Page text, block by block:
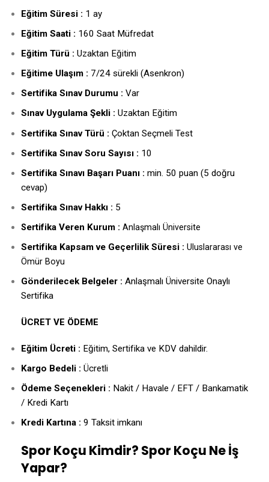
Eğitim Süresi : 1 ay
Eğitim Saati : 160 Saat Müfredat
Eğitim Türü : Uzaktan Eğitim
Eğitime Ulaşım : 7/24 sürekli (Asenkron)
Sertifika Sınav Durumu : Var
Sınav Uygulama Şekli : Uzaktan Eğitim
Sertifika Sınav Türü : Çoktan Seçmeli Test
Sertifika Sınav Soru Sayısı : 10
Sertifika Sınavı Başarı Puanı : min. 50 puan (5 doğru
cevap)
Sertifika Sınav Hakkı : 5
Sertifika Veren Kurum : Anlaşmalı Üniversite
Sertifika Kapsam ve Geçerlilik Süresi : Uluslararası ve
Ömür Boyu
Gönderilecek Belgeler : Anlaşmalı Üniversite Onaylı
Sertifika
ÜCRET VE ÖDEME
Eğitim Ücreti : Eğitim, Sertifika ve KDV dahildir.
Kargo Bedeli : Ücretli
Ödeme Seçenekleri : Nakit / Havale / EFT / Bankamatik
/ Kredi Kartı
Kredi Kartına : 9 Taksit imkanı
Spor Koçu Kimdir? Spor Koçu Ne İş
Yapar?